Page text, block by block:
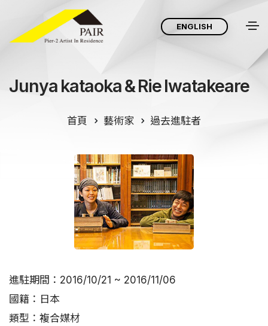
ENGLISH
Junya kataoka & Rie Iwatakeare
首頁 藝術家 過去進駐者
進駐期間：2016/10/21 ~ 2016/11/06
國籍：日本
類型：複合媒材